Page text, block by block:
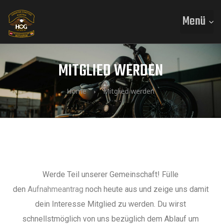
Menü
MITGLIED WERDEN
Home Mitglied werden
Werde Teil unserer Gemeinschaft! Fülle
den Aufnahmeantrag noch heute aus und zeige uns damit
dein Interesse Mitglied zu werden. Du wirst
schnellstmöglich von uns bezüglich dem Ablauf um